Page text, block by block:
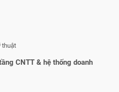
thuật
CNTT & hệ thống doanh